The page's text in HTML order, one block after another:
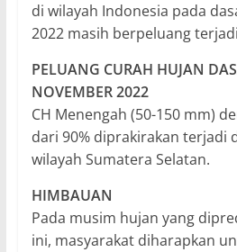
di wilayah Indonesia pada
2022 masih berpeluang
PELUANG CURAH HUJAN
NOVEMBER 2022
CH Menengah (50-150 mm)
dari 90% diprakirakan terjadi
wilayah Sumatera Selatan.
HIMBAUAN
Pada musim hujan yang
ini, masyarakat diharapkan